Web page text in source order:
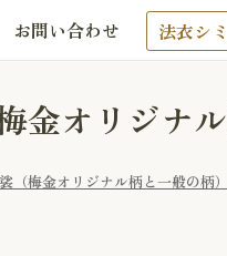
お問い合わせ 法衣シ
金オリジナル
（梅金オリジナル柄と一般の柄）